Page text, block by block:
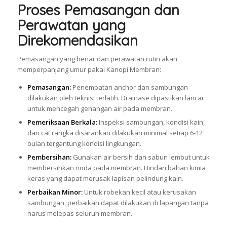
Proses Pemasangan dan
Perawatan yang
Direkomendasikan
Pemasangan yang benar dan perawatan rutin akan
memperpanjang umur pakai Kanopi Membran:
Pemasangan:Penempatan anchor dan sambungan
dilakukan oleh teknisi terlatih. Drainase dipastikan lancar
untuk mencegah genangan air pada membran.
Pemeriksaan Berkala:Inspeksi sambungan, kondisi kain,
dan cat rangka disarankan dilakukan minimal setiap 6-12
bulan tergantung kondisi lingkungan.
Pembersihan:Gunakan air bersih dan sabun lembut untuk
membersihkan noda pada membran. Hindari bahan kimia
keras yang dapat merusak lapisan pelindung kain.
Perbaikan Minor:Untuk robekan kecil atau kerusakan
sambungan, perbaikan dapat dilakukan di lapangan tanpa
harus melepas seluruh membran.